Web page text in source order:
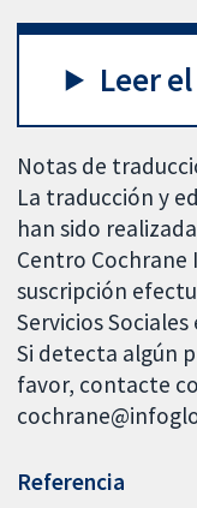
Leer
Notas de
La traducción y
han sido
Centro Cochrane
suscripción
Servicios
Si detecta algún
favor, contacte
Referencia